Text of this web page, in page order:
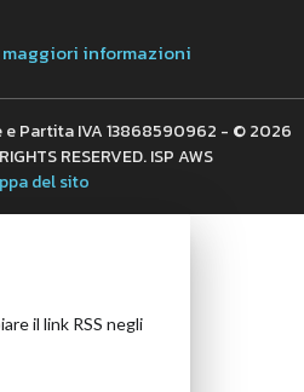
informazioni
Partita IVA 13868590962 - © 2026
RESERVED. ISP AWS
del sito
il link RSS negli